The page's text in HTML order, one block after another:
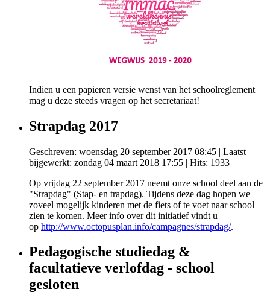
Indien u een papieren versie wenst van het schoolreglement
mag u deze steeds vragen op het secretariaat!
Strapdag 2017
Geschreven: woensdag 20 september 2017 08:45 | Laatst
bijgewerkt: zondag 04 maart 2018 17:55 | Hits: 1933
Op vrijdag 22 september 2017 neemt onze school deel aan de
"Strapdag" (Stap- en trapdag). Tijdens deze dag hopen we
zoveel mogelijk kinderen met de fiets of te voet naar school
zien te komen. Meer info over dit initiatief vindt u
op http://www.octopusplan.info/campagnes/strapdag/.
Pedagogische studiedag &
facultatieve verlofdag - school
gesloten